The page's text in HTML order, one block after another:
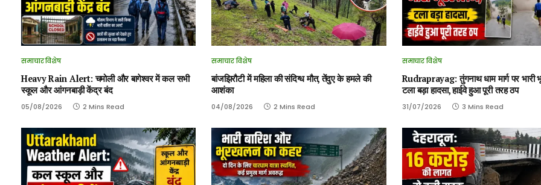
समाचार विशेष
Heavy Rain Alert: चमोली और बागेश्वर में कल सभी
स्कूल और आंगनबाड़ी केंद्र बंद
05/08/2026 2 Mins Read
समाचार विशेष
बांजझिरौटी में महिला की संदिग्ध मौत, तेंदुए के हमले की
आशंका
04/08/2026 2 Mins Read
समाचार विशेष
Rudraprayag: तुंगनाथ धाम मार्ग पर
टला बड़ा हादसा, हाईवे हुआ पूरी तरह ठप
31/07/2026 3 Mins Read